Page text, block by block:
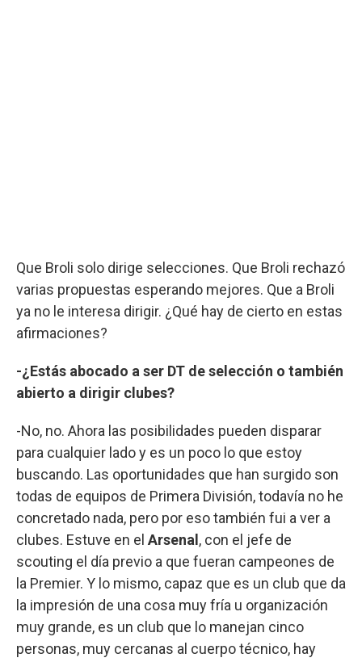
Que Broli solo dirige selecciones. Que Broli rechazó
varias propuestas esperando mejores. Que a Broli
ya no le interesa dirigir. ¿Qué hay de cierto en estas
afirmaciones?
-¿Estás abocado a ser DT de selección o también
abierto a dirigir clubes?
-No, no. Ahora las posibilidades pueden disparar
para cualquier lado y es un poco lo que estoy
buscando. Las oportunidades que han surgido son
todas de equipos de Primera División, todavía no he
concretado nada, pero por eso también fui a ver a
clubes. Estuve en el Arsenal , con el jefe de
scouting el día previo a que fueran campeones de
la Premier. Y lo mismo, capaz que es un club que da
la impresión de una cosa muy fría u organización
muy grande, es un club que lo manejan cinco
personas, muy cercanas al cuerpo técnico, hay